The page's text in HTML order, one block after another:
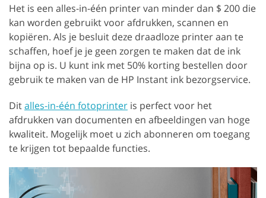
Het is een alles-in-één printer van minder dan $ 200 die
kan worden gebruikt voor afdrukken, scannen en
kopiëren. Als je besluit deze draadloze printer aan te
schaffen, hoef je je geen zorgen te maken dat de ink
bijna op is. U kunt ink met 50% korting bestellen door
gebruik te maken van de HP Instant ink bezorgservice.
Ditalles-in-één fotoprinter is perfect voor het
afdrukken van documenten en afbeeldingen van hoge
kwaliteit. Mogelijk moet u zich abonneren om toegang
te krijgen tot bepaalde functies.